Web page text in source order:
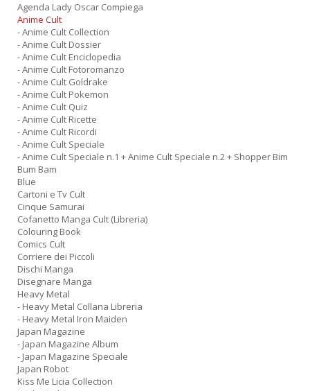
Agenda Lady Oscar Compiega
Anime Cult
- Anime Cult Collection
- Anime Cult Dossier
- Anime Cult Enciclopedia
- Anime Cult Fotoromanzo
- Anime Cult Goldrake
- Anime Cult Pokemon
- Anime Cult Quiz
- Anime Cult Ricette
- Anime Cult Ricordi
- Anime Cult Speciale
- Anime Cult Speciale n.1 + Anime Cult Speciale n.2 + Shopper Bim
Bum Bam
Blue
Cartoni e Tv Cult
Cinque Samurai
Cofanetto Manga Cult (Libreria)
Colouring Book
Comics Cult
Corriere dei Piccoli
Dischi Manga
Disegnare Manga
Heavy Metal
- Heavy Metal Collana Libreria
- Heavy Metal Iron Maiden
Japan Magazine
- Japan Magazine Album
- Japan Magazine Speciale
Japan Robot
Kiss Me Licia Collection